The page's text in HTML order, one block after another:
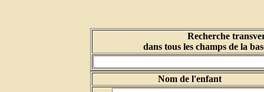
Recherche
dans tous les champs de la
Nom de l'enfant